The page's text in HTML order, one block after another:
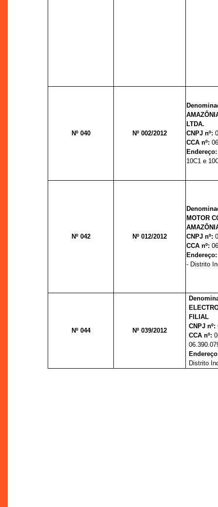
Nº 040 Nº 002/2012
LTDA.
CNPJ nº:
CCA nº:
10C1 e
Nº 042 Nº 012/2012
MOTOR
CNPJ nº:
CCA nº:
- Distrito
Nº 044 Nº 039/2012
FILIAL
CNPJ nº:
CCA nº:
Distrito